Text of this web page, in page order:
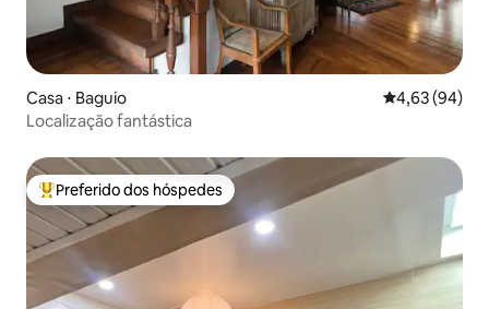
Casa ⋅ Baguio 4,63 de uma
4,63 (94)
Localização fantástica
Entre os melhores preferidos dos hóspedes
Preferido dos hóspedes